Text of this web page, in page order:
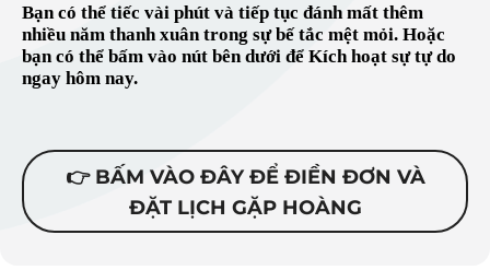
Bạn có thể tiếc vài phút và tiếp tục đánh mất thêm
nhiều năm thanh xuân trong sự bế tắc mệt mỏi. Hoặc
bạn có thể bấm vào nút bên dưới để Kích hoạt sự tự do
ngay hôm nay.
👉 BẤM VÀO ĐÂY ĐỂ ĐIỀN ĐƠN VÀ
ĐẶT LỊCH GẶP HOÀNG